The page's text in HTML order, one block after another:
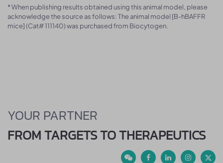
* When publishing results obtained using this animal model, please
acknowledge the source as follows: The animal model [B-hBAFFR
mice] (Cat# 111140) was purchased from Biocytogen.
YOUR PARTNER
FROM TARGETS TO THERAPEUTICS